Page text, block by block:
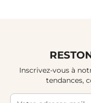
Inscrivez-vous à
tendances,